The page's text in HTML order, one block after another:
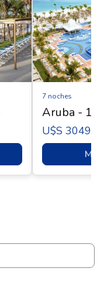
7 noches
Aruba - 18
U$s 3049